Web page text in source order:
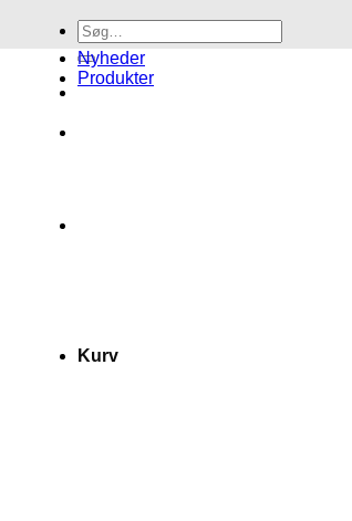
Søg
efter:
Kurv
Nyheder
Produkter